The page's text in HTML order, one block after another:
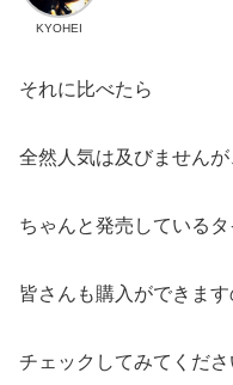
KYOHEI
それに比べたら
全然人気は及びませんが
ちゃんと発売しているタ
皆さんも購入ができま
チェックしてみてくださ